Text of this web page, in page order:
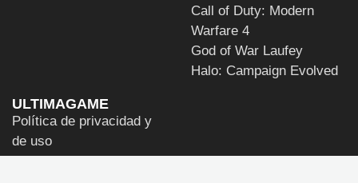
Call of Duty: Modern
Warfare 4
God of War Laufey
Halo: Campaign Evolved
ULTIMAGAME
Política de privacidad y
de uso